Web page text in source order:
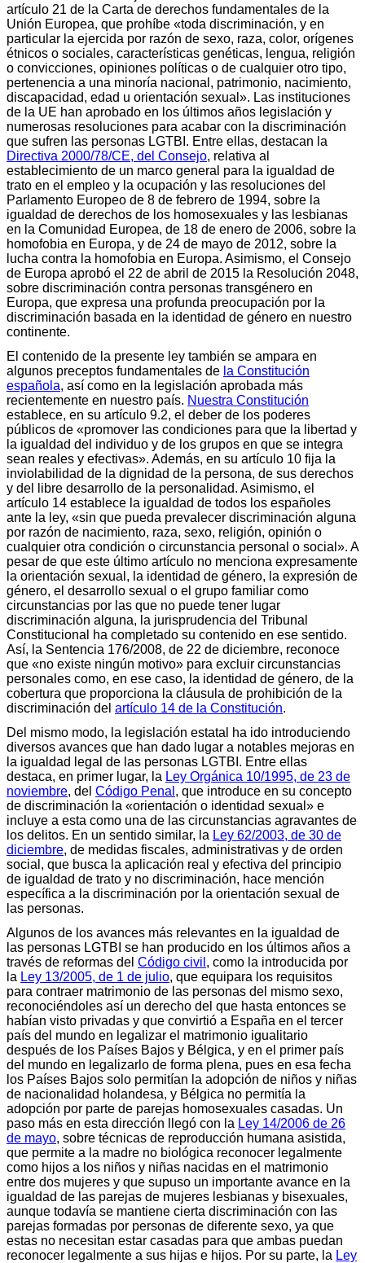
artículo 21 de la Carta de derechos fundamentales de la
Unión Europea, que prohíbe «toda discriminación, y en
particular la ejercida por razón de sexo, raza, color, orígenes
étnicos o sociales, características genéticas, lengua, religión
o convicciones, opiniones políticas o de cualquier otro tipo,
pertenencia a una minoría nacional, patrimonio, nacimiento,
discapacidad, edad u orientación sexual». Las instituciones
de la UE han aprobado en los últimos años legislación y
numerosas resoluciones para acabar con la discriminación
que sufren las personas LGTBI. Entre ellas, destacan la
Directiva 2000/78/CE, del Consejo, relativa al
establecimiento de un marco general para la igualdad de
trato en el empleo y la ocupación y las resoluciones del
Parlamento Europeo de 8 de febrero de 1994, sobre la
igualdad de derechos de los homosexuales y las lesbianas
en la Comunidad Europea, de 18 de enero de 2006, sobre la
homofobia en Europa, y de 24 de mayo de 2012, sobre la
lucha contra la homofobia en Europa. Asimismo, el Consejo
de Europa aprobó el 22 de abril de 2015 la Resolución 2048,
sobre discriminación contra personas transgénero en
Europa, que expresa una profunda preocupación por la
discriminación basada en la identidad de género en nuestro
continente.
El contenido de la presente ley también se ampara en
algunos preceptos fundamentales de la Constitución
española, así como en la legislación aprobada más
recientemente en nuestro país. Nuestra Constitución
establece, en su artículo 9.2, el deber de los poderes
públicos de «promover las condiciones para que la libertad y
la igualdad del individuo y de los grupos en que se integra
sean reales y efectivas». Además, en su artículo 10 fija la
inviolabilidad de la dignidad de la persona, de sus derechos
y del libre desarrollo de la personalidad. Asimismo, el
artículo 14 establece la igualdad de todos los españoles
ante la ley, «sin que pueda prevalecer discriminación alguna
por razón de nacimiento, raza, sexo, religión, opinión o
cualquier otra condición o circunstancia personal o social». A
pesar de que este último artículo no menciona expresamente
la orientación sexual, la identidad de género, la expresión de
género, el desarrollo sexual o el grupo familiar como
circunstancias por las que no puede tener lugar
discriminación alguna, la jurisprudencia del Tribunal
Constitucional ha completado su contenido en ese sentido.
Así, la Sentencia 176/2008, de 22 de diciembre, reconoce
que «no existe ningún motivo» para excluir circunstancias
personales como, en ese caso, la identidad de género, de la
cobertura que proporciona la cláusula de prohibición de la
discriminación del artículo 14 de la Constitución.
Del mismo modo, la legislación estatal ha ido introduciendo
diversos avances que han dado lugar a notables mejoras en
la igualdad legal de las personas LGTBI. Entre ellas
destaca, en primer lugar, la Ley Orgánica 10/1995, de 23 de
noviembre, del Código Penal , que introduce en su concepto
de discriminación la «orientación o identidad sexual» e
incluye a esta como una de las circunstancias agravantes de
los delitos. En un sentido similar, la Ley 62/2003, de 30 de
diciembre, de medidas fiscales, administrativas y de orden
social, que busca la aplicación real y efectiva del principio
de igualdad de trato y no discriminación, hace mención
específica a la discriminación por la orientación sexual de
las personas.
Algunos de los avances más relevantes en la igualdad de
las personas LGTBI se han producido en los últimos años a
través de reformas del Código civil , como la introducida por
la Ley 13/2005, de 1 de julio, que equipara los requisitos
para contraer matrimonio de las personas del mismo sexo,
reconociéndoles así un derecho del que hasta entonces se
habían visto privadas y que convirtió a España en el tercer
país del mundo en legalizar el matrimonio igualitario
después de los Países Bajos y Bélgica, y en el primer país
del mundo en legalizarlo de forma plena, pues en esa fecha
los Países Bajos solo permitían la adopción de niños y niñas
de nacionalidad holandesa, y Bélgica no permitía la
adopción por parte de parejas homosexuales casadas. Un
paso más en esta dirección llegó con la Ley 14/2006 de 26
de mayo, sobre técnicas de reproducción humana asistida,
que permite a la madre no biológica reconocer legalmente
como hijos a los niños y niñas nacidas en el matrimonio
entre dos mujeres y que supuso un importante avance en la
igualdad de las parejas de mujeres lesbianas y bisexuales,
aunque todavía se mantiene cierta discriminación con las
parejas formadas por personas de diferente sexo, ya que
estas no necesitan estar casadas para que ambas puedan
reconocer legalmente a sus hijas e hijos. Por su parte, la Ley